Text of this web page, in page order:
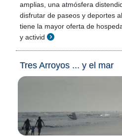
amplias, una atmósfera
disfrutar de paseos y deportes
tiene la mayor oferta de
y activid
Tres Arroyos ... y el mar